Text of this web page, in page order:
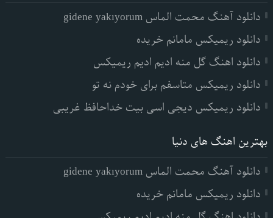
دانلود آهنگ محمت الماس gidene yakıyorum
دانلود ریمیکس مامانم خریده
دانلود اهنگ گل منه ادیم ادیم ریمیکس
دانلود ریمیکس متاسفم برای خودم نه تو
دانلود ریمیکس دیجی اسی بیت خداحافظ غریبی
بهترین اهنگ های دنیا
دانلود آهنگ محمت الماس gidene yakıyorum
دانلود ریمیکس مامانم خریده